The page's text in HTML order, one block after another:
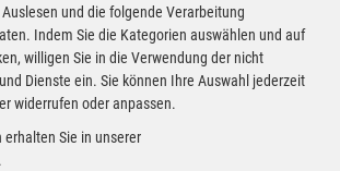
der Vorbestellungen entfällt auf
Nightfall Violet. Beim Takumi
sogar bei fast 80 Prozent. Die
von mehr als 480 Kilometern
und die folgende Verarbeitung
Indem Sie die Kategorien auswählen und auf
willigen Sie in die Verwendung der nicht
Dienste ein. Sie können Ihre Auswahl jederzeit
widerrufen oder anpassen.
Sie in unserer
.